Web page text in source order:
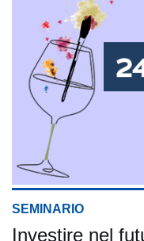
SEMINARIO
Investire nel